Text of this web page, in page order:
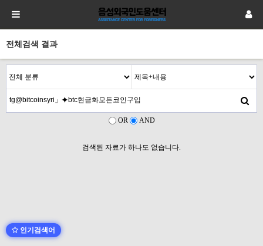
전체검색 결과
OR AND
검색된 자료가 하나도 없습니다.
인기검색어